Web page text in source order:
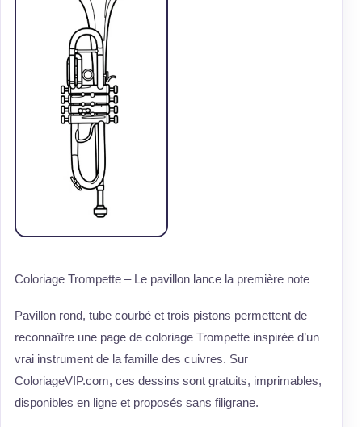
Coloriage Trompette – Le pavillon lance la première note
Pavillon rond, tube courbé et trois pistons permettent de
reconnaître une page de coloriage Trompette inspirée d’un
vrai instrument de la famille des cuivres. Sur
ColoriageVIP.com, ces dessins sont gratuits, imprimables,
disponibles en ligne et proposés sans filigrane.